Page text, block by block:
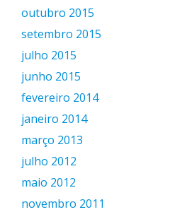
outubro 2015
setembro 2015
julho 2015
junho 2015
fevereiro 2014
janeiro 2014
março 2013
julho 2012
maio 2012
novembro 2011